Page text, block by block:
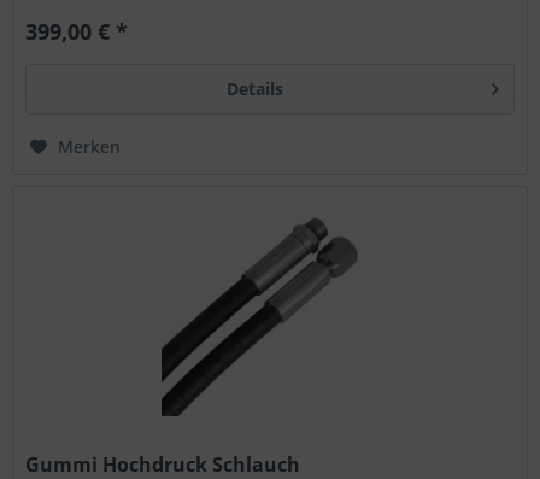
399,00 € *
Details
Merken
Gummi Hochdruck Schlauch